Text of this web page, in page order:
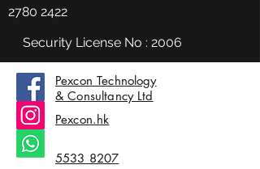
2780 2422
Security License No : 2006
訂購或咨詢：
Pexcon Technology
& Consultancy Ltd
Pexcon.hk
5533 8207